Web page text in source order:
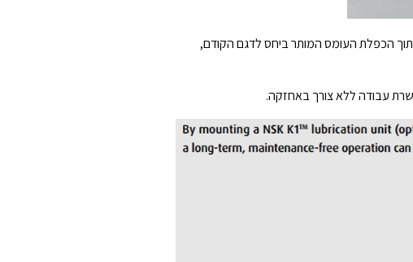
אורך חיים – עיצוב מחדש של תעלות הכדוריות, השינוי אפשר הגדלת אורח החיים ב 1.3 תוך הכפלת העומס המותר ביחס לדגם הקודם,